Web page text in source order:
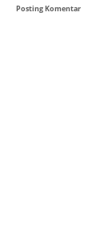
Posting Komentar